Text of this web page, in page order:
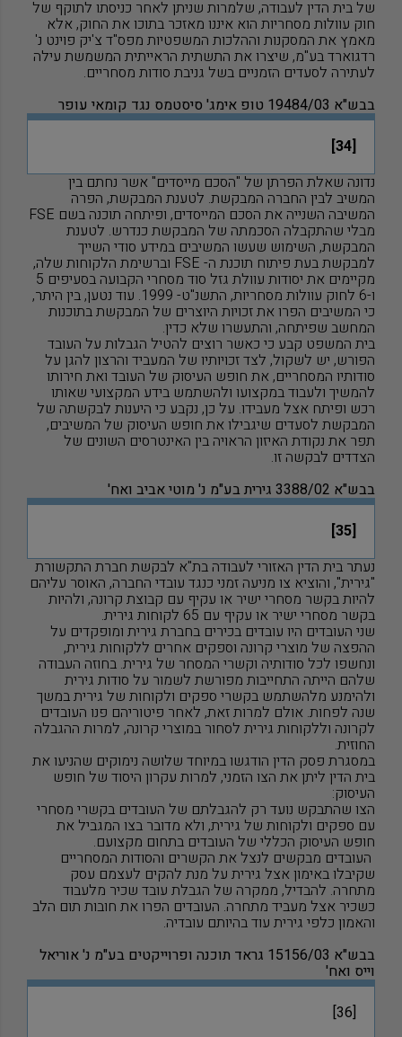
של בית הדין לעבודה, שלמרות שניתן לאחר כניסתו לתוקף של
חוק עוולות מסחריות הוא איננו מאזכר בתוכו את החוק, אלא
מאמץ את המסקנות וההלכות המשפטיות מפס"ד צ'יק פוינט נ'
רדגוארד בע"מ, שיצרו את התשתית הראייתית המשמשת עילה
לעתירה לסעדים הזמניים בשל גניבת סודות מסחריים.
בבש"א 19484/03
טופ אימג' סיסטמס נגד קומאי עופר
[34]
נדונה שאלת הפרתן של "הסכם מייסדים" אשר נחתם בין
המשיב לבין החברה המבקשת. לטענת המבקשת, הפרה
המשיבה השנייה את הסכם המייסדים, ופיתחה תוכנה בשם FSE
מבלי שהתקבלה הסכמתה של המבקשת כנדרש. לטענת
המבקשת, השימוש שעשו המשיבים במידע סודי השייך
למבקשת בעת פיתוח תוכנת ה- FSE וברשימת הלקוחות שלה,
מקיימים את יסודות עוולת גזל סוד מסחרי הקבועה בסעיפים 5
ו-6 לחוק עוולות מסחריות, התשנ"ט- 1999. עוד נטען, בין היתר,
כי המשיבים הפרו את זכויות היוצרים של המבקשת בתוכנות
המחשב שפיתחה, והתעשרו שלא כדין.
בית המשפט קבע כי כאשר רוצים להטיל הגבלות על העובד
הפורש, יש לשקול, לצד זכויותיו של המעביד והרצון להגן על
סודותיו המסחריים, את חופש העיסוק של העובד ואת חירותו
להמשיך ולעבוד במקצועו ולהשתמש בידע המקצועי שאותו
רכש ופיתח אצל מעבידו. על כן, נקבע כי היענות לבקשתה של
המבקשת לסעדים שיגבילו את חופש העיסוק של המשיבים,
תפר את נקודת האיזון הראויה בין האינטרסים השונים של
הצדדים לבקשה זו.
בבש"א 3388/02
גירית בע"מ נ' מוטי אביב ואח'
[35]
נעתר בית הדין האזורי לעבודה בת"א לבקשת חברת התקשורת
"גירית", והוציא צו מניעה זמני כנגד עובדי החברה, האוסר עליהם
להיות בקשר מסחרי ישיר או עקיף עם קבוצת קרונה, ולהיות
בקשר מסחרי ישיר או עקיף עם 65 לקוחות גירית.
שני העובדים היו עובדים בכירים בחברת גירית ומופקדים על
ההפצה של מוצרי קרונה וספקים אחרים ללקוחות גירית,
ונחשפו לכל סודותיה וקשרי המסחר של גירית. בחוזה העבודה
שלהם הייתה התחייבות מפורשת לשמור על סודות גירית
ולהימנע מלהשתמש בקשרי ספקים ולקוחות של גירית במשך
שנה לפחות. אולם למרות זאת, לאחר פיטוריהם פנו העובדים
לקרונה וללקוחות גירית לסחור במוצרי קרונה, למרות ההגבלה
החוזית.
במסגרת פסק הדין הודגשו במיוחד שלושה נימוקים שהניעו את
בית הדין ליתן את הצו הזמני, למרות עקרון היסוד של חופש
העיסוק:
הצו שהתבקש נועד רק להגבלתם של העובדים בקשרי מסחרי
עם ספקים ולקוחות של גירית, ולא מדובר בצו המגביל את
חופש העיסוק הכללי של העובדים בתחום מקצועם.
העובדים מבקשים לנצל את הקשרים והסודות המסחריים
שקיבלו באימון אצל גירית על מנת להקים לעצמם עסק
מתחרה. להבדיל, ממקרה של הגבלת עובד שכיר מלעבוד
כשכיר אצל מעביד מתחרה. העובדים הפרו את חובות תום הלב
והאמון כלפי גירית עוד בהיותם עובדיה.
בבש"א 15156/03 גראד תוכנה ופרוייקטים בע"מ נ' אוריאל
וייס ואח'
[36]